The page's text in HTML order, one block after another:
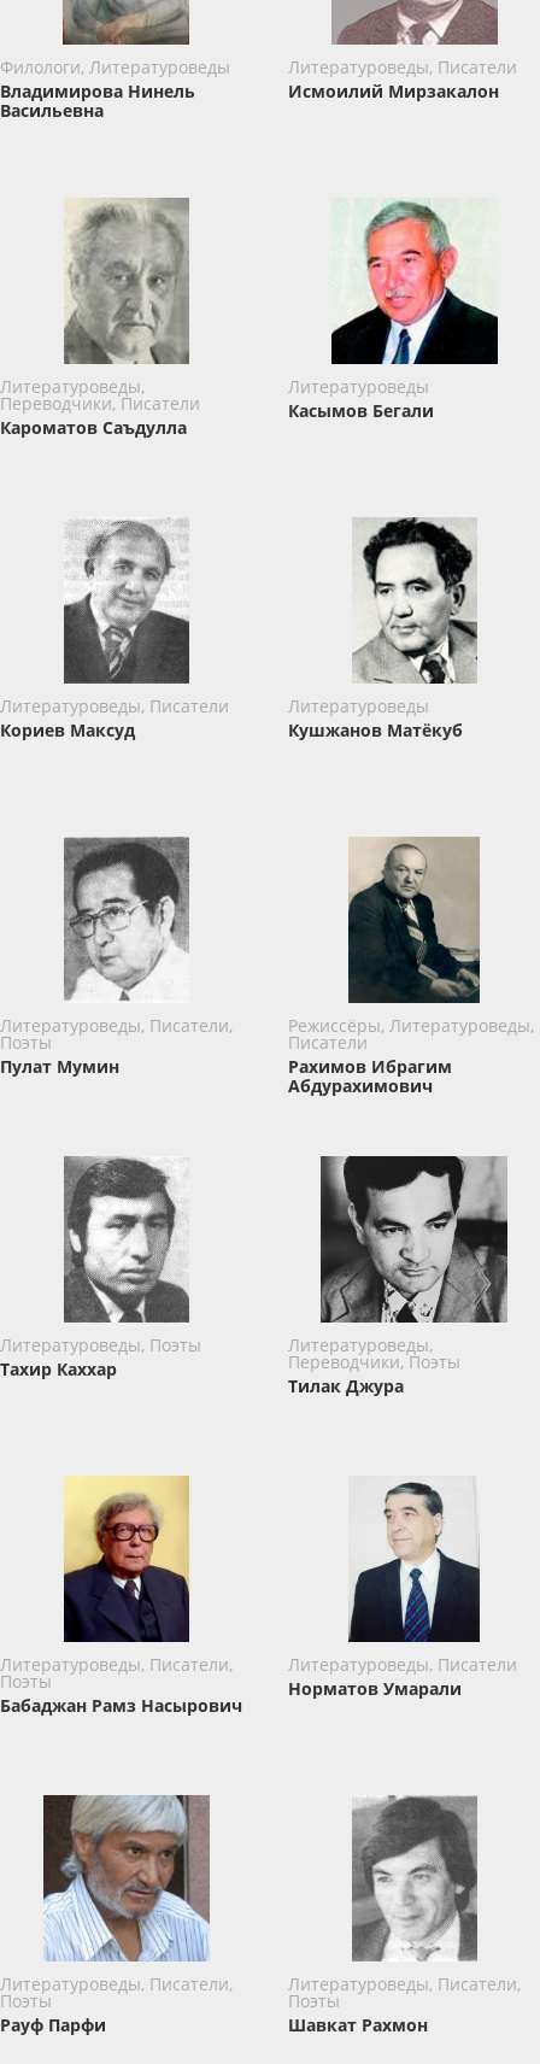
Филологи, Литературоведы
Владимирова Нинель
Васильевна
Литературоведы, Писатели
Исмоилий Мирзакалон
Литературоведы,
Переводчики, Писатели
Кароматов Саъдулла
Литературоведы
Касымов Бегали
Литературоведы, Писатели
Кориев Максуд
Литературоведы
Кушжанов Матёкуб
Литературоведы, Писатели,
Поэты
Пулат Мумин
Режиссёры, Литературоведы,
Писатели
Рахимов Ибрагим
Абдурахимович
Литературоведы, Поэты
Тахир Каххар
Литературоведы,
Переводчики, Поэты
Тилак Джура
Литературоведы, Писатели,
Поэты
Бабаджан Рамз Насырович
Литературоведы, Писатели
Норматов Умарали
Литературоведы, Писатели,
Поэты
Рауф Парфи
Литературоведы, Писатели,
Поэты
Шавкат Рахмон